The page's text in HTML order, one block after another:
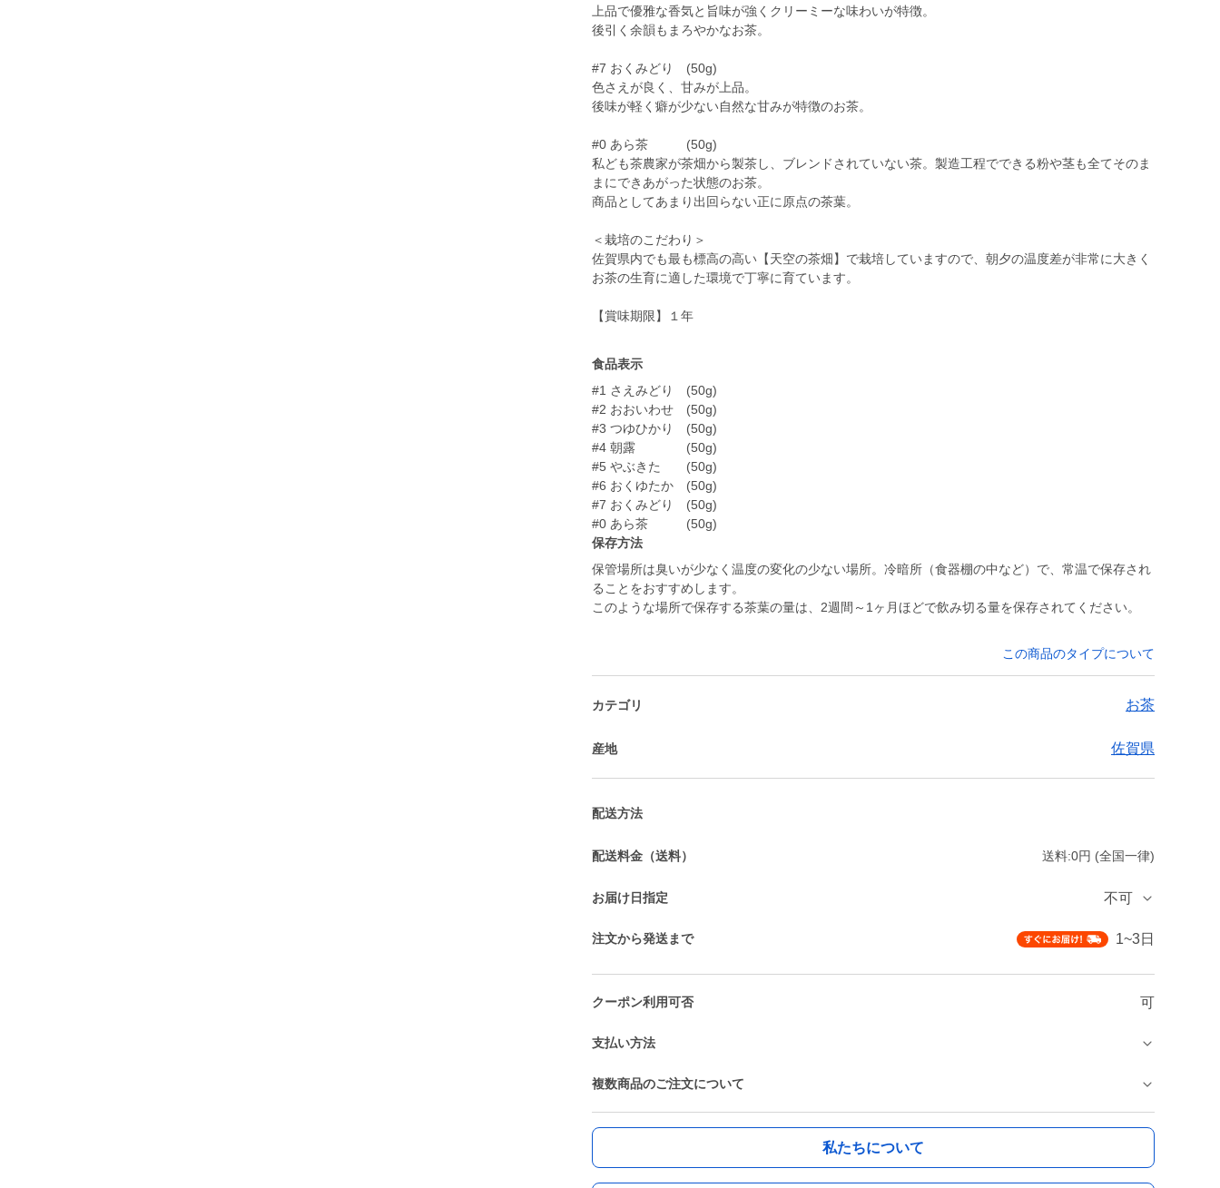
上品で優雅な香気と旨味が強くクリーミーな味わいが特徴。
後引く余韻もまろやかなお茶。
#7 おくみどり (50g)
色さえが良く、甘みが上品。
後味が軽く癖が少ない自然な甘みが特徴のお茶。
#0 あら茶 (50g)
私ども茶農家が茶畑から製茶し、ブレンドされていない茶。製造工程でできる粉や茎も全てそのま
まにできあがった状態のお茶。
商品としてあまり出回らない正に原点の茶葉。
＜栽培のこだわり＞
佐賀県内でも最も標高の高い【天空の茶畑】で栽培していますので、朝夕の温度差が非常に大きく
お茶の生育に適した環境で丁寧に育ています。
【賞味期限】１年
食品表示
#1 さえみどり (50g)
#2 おおいわせ (50g)
#3 つゆひかり (50g)
#4 朝露 (50g)
#5 やぶきた (50g)
#6 おくゆたか (50g)
#7 おくみどり (50g)
#0 あら茶 (50g)
保存方法
保管場所は臭いが少なく温度の変化の少ない場所。冷暗所（食器棚の中など）で、常温で保存され
ることをおすすめします。
このような場所で保存する茶葉の量は、2週間～1ヶ月ほどで飲み切る量を保存されてください。
この商品のタイプについて
カテゴリ お茶
産地 佐賀県
配送方法
配送料金（送料） 送料:0円 (全国一律)
お届け日指定 不可
注文から発送まで 1~3日
クーポン利用可否 可
支払い方法
複数商品のご注文について
私たちについて